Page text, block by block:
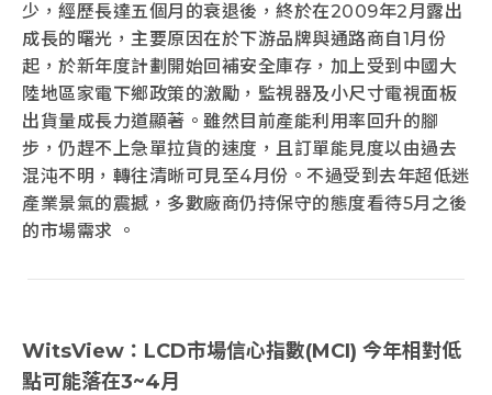
少，經歷長達五個月的衰退後，終於在2009年2月露出
成長的曙光，主要原因在於下游品牌與通路商自1月份
起，於新年度計劃開始回補安全庫存，加上受到中國大
陸地區家電下鄉政策的激勵，監視器及小尺寸電視面板
出貨量成長力道顯著。雖然目前產能利用率回升的腳
步，仍趕不上急單拉貨的速度，且訂單能見度以由過去
混沌不明，轉往清晰可見至4月份。不過受到去年超低迷
產業景氣的震撼，多數廠商仍持保守的態度看待5月之後
的市場需求 。
WitsView：LCD市場信心指數(MCI) 今年相對低
點可能落在3~4月